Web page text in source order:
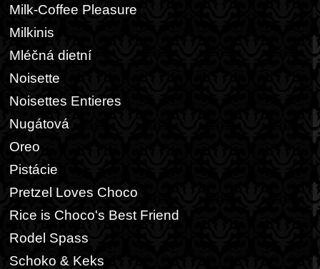
Milk-Coffee Pleasure
Milkinis
Mléčná dietní
Noisette
Noisettes Entieres
Nugátová
Oreo
Pistácie
Pretzel Loves Choco
Rice is Choco's Best Friend
Rodel Spass
Schoko & Keks